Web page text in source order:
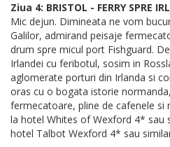
Ziua 4: BRISTOL - FERRY SPRE
Mic dejun. Dimineata ne vom
Galilor, admirand peisaje
drum spre micul port Fishguard.
Irlandei cu feribotul, sosim in
aglomerate porturi din Irlanda si
oras cu o bogata istorie
fermecatoare, pline de cafenele si
la hotel Whites of Wexford 4* sau
hotel Talbot Wexford 4* sau